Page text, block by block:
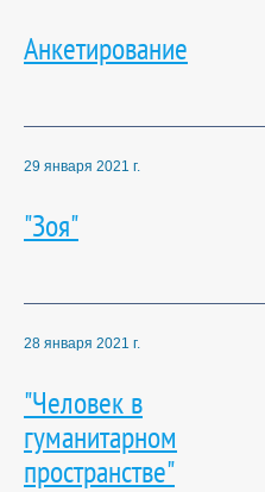
Анкетирование
29 января 2021 г.
"Зоя"
28 января 2021 г.
"Человек в
гуманитарном
пространстве"